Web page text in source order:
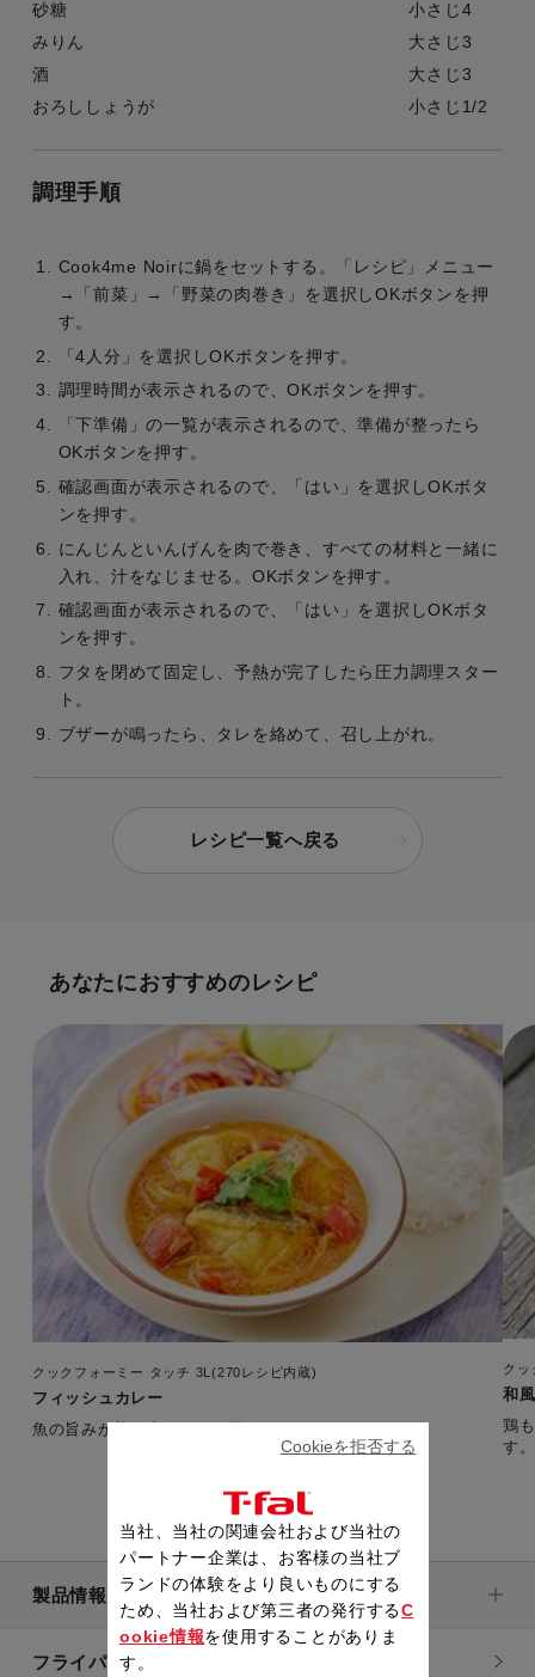
砂糖
小さじ4
みりん
大さじ3
酒
大さじ3
おろししょうが
小さじ1/2
調理手順
Cook4me Noirに鍋をセットする。「レシピ」メニュー
→「前菜」→「野菜の肉巻き」を選択しOKボタンを押
す。
「4人分」を選択しOKボタンを押す。
調理時間が表示されるので、OKボタンを押す。
「下準備」の一覧が表示されるので、準備が整ったら
OKボタンを押す。
確認画面が表示されるので、「はい」を選択しOKボタ
ンを押す。
にんじんといんげんを肉で巻き、すべての材料と一緒に
入れ、汁をなじませる。OKボタンを押す。
確認画面が表示されるので、「はい」を選択しOKボタ
ンを押す。
フタを閉めて固定し、予熱が完了したら圧力調理スター
ト。
ブザーが鳴ったら、タレを絡めて、召し上がれ。
レシピ一覧へ戻る
あなたにおすすめのレシピ
クックフォーミー タッチ 3L(270レシピ内蔵)
フィッシュカレー
魚の旨みが染み出たインド風ココナッツカレーです。
クッ
和
鶏
製品情報
フライパン・鍋
当社、当社の関連会社および当社の
パートナー企業は、お客様の当社ブ
ランドの体験をより良いものにする
ため、当社および第三者の発行するC
ookie情報を使用することがありま
す。
Cookieを拒否する